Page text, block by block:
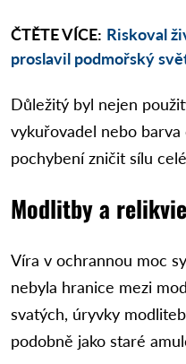
ČTĚTE VÍCE: Riskoval
proslavil podmořský
Důležitý byl nejen
vykuřovadel nebo
pochybení zničit sílu
Modlitby a
Víra v ochrannou moc
nebyla hranice mezi
svatých, úryvky
podobně jako staré